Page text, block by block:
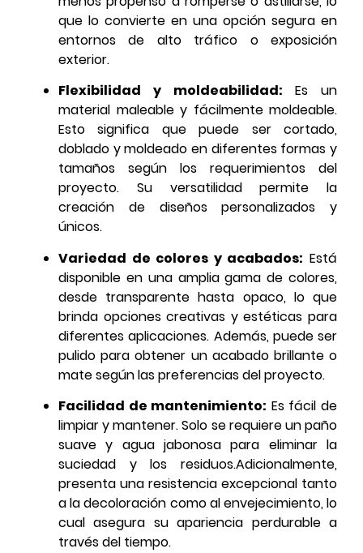
que lo convierte en una opción segura en
entornos de alto tráfico o exposición
exterior.
Flexibilidad y moldeabilidad: Es un
material maleable y fácilmente moldeable.
Esto significa que puede ser cortado,
doblado y moldeado en diferentes formas y
tamaños según los requerimientos del
proyecto. Su versatilidad permite la
creación de diseños personalizados y
únicos.
Variedad de colores y acabados: Está
disponible en una amplia gama de colores,
desde transparente hasta opaco, lo que
brinda opciones creativas y estéticas para
diferentes aplicaciones. Además, puede ser
pulido para obtener un acabado brillante o
mate según las preferencias del proyecto.
Facilidad de mantenimiento: Es fácil de
limpiar y mantener. Solo se requiere un paño
suave y agua jabonosa para eliminar la
suciedad y los residuos.Adicionalmente,
presenta una resistencia excepcional tanto
a la decoloración como al envejecimiento, lo
cual asegura su apariencia perdurable a
través del tiempo.